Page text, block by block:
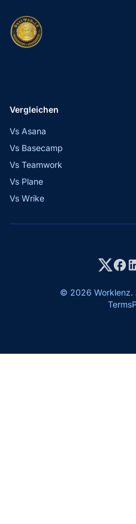
Vergleichen
Vs Asana
Vs Basecamp
Vs Teamwork
Vs Plane
Vs Wrike
© 2026 Worklenz.
Terms